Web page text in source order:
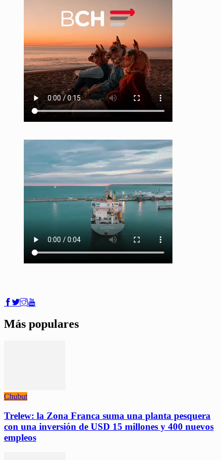
Más populares
Chubut
Trelew: la Zona Franca suma una planta pesquera
con una inversión de USD 15 millones y 400 nuevos
empleos